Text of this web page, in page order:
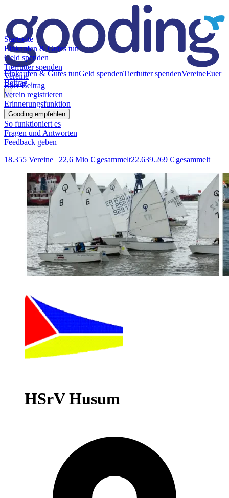
Einkaufen & Gutes tunGeld spendenTierfutter spendenVereineEuer
Beitrag
Startseite
Einkaufen & Gutes tun
Geld spenden
Tierfutter spenden
Vereine
Euer Beitrag
Verein registrieren
Erinnerungsfunktion
Gooding empfehlen
So funktioniert es
Fragen und Antworten
Feedback geben
18.355 Vereine | 22,6 Mio € gesammelt22.639.269 € gesammelt
HSrV Husum